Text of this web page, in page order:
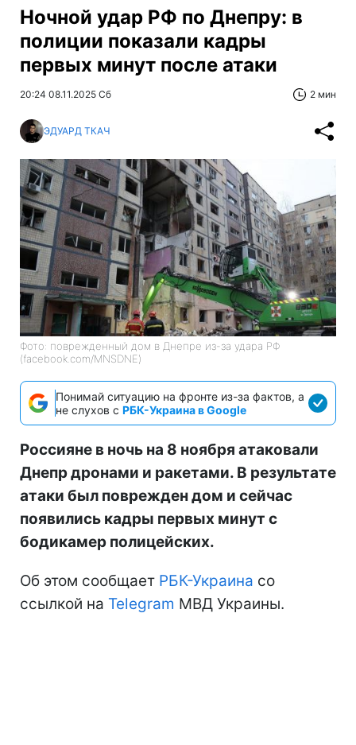
Ночной удар РФ по Днепру: в
полиции показали кадры
первых минут после атаки
20:24 08.11.2025 Сб 2 мин
ЭДУАРД ТКАЧ
Фото: поврежденный дом в Днепре из-за удара РФ
(facebook.com/MNSDNE)
Понимай ситуацию на фронте из-за фактов, а
не слухов с РБК-Украина в Google
Россияне в ночь на 8 ноября атаковали
Днепр дронами и ракетами. В результате
атаки был поврежден дом и сейчас
появились кадры первых минут с
бодикамер полицейских.
Об этом сообщает РБК-Украина со
ссылкой на Telegram МВД Украины.